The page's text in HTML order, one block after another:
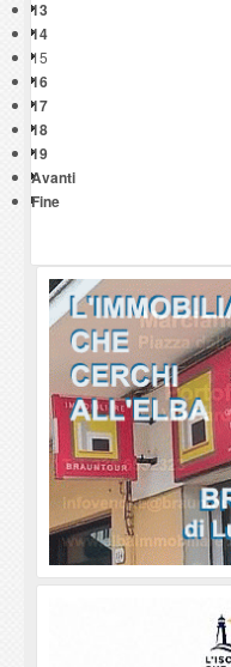
13
14
15
16
17
18
19
Avanti
Fine